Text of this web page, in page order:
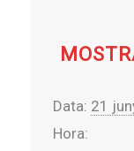
Data: 21
Hora: